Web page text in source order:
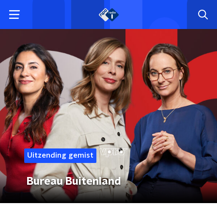
Uitzending gemist
Bureau Buitenland